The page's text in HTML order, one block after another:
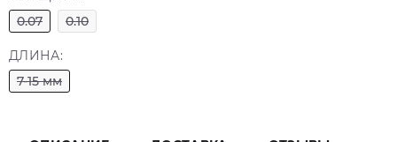
0.07
0.10
ДЛИНА:
7-15 мм